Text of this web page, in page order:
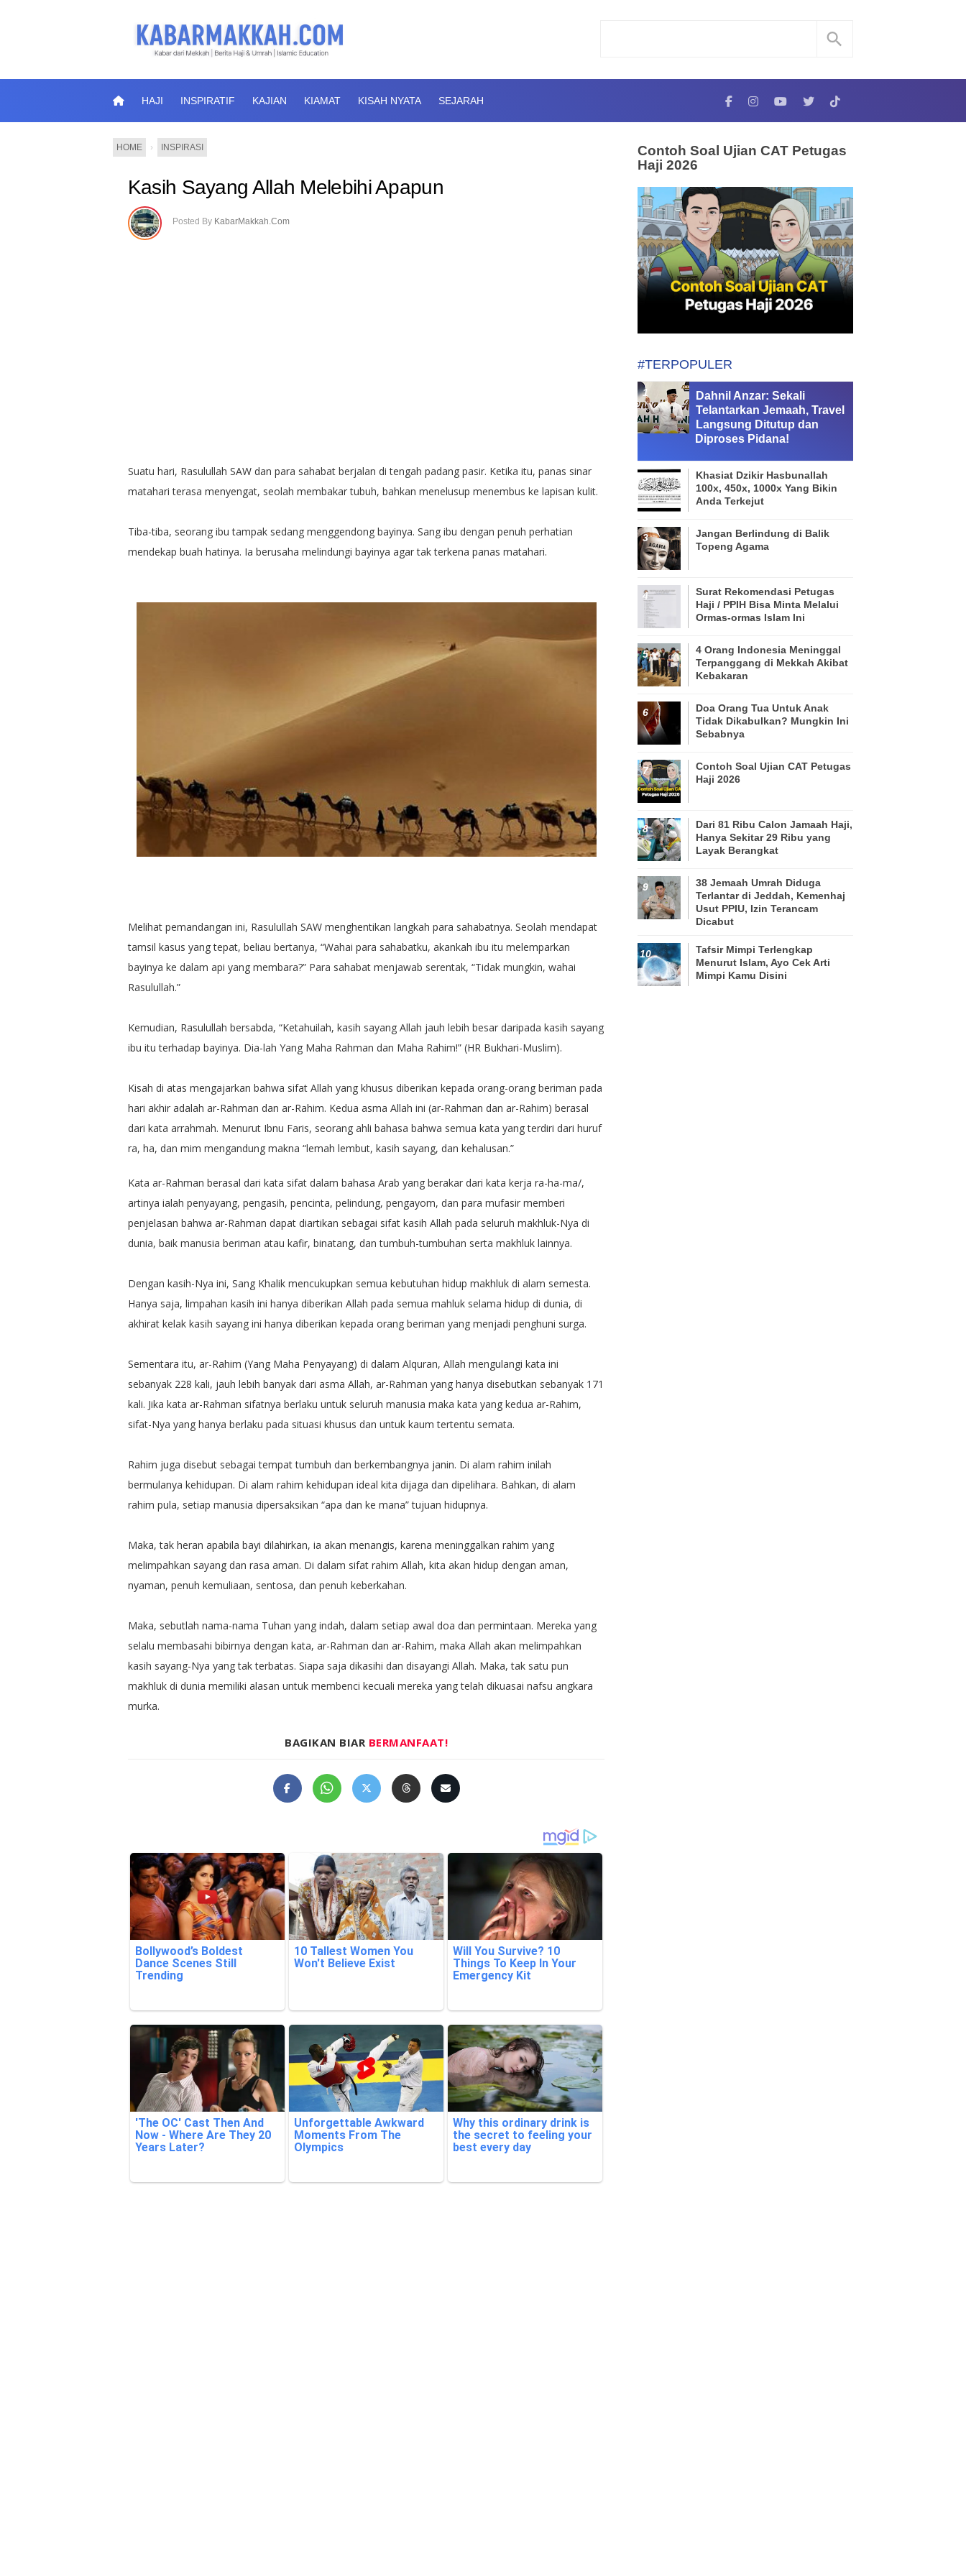
HAJI INSPIRATIF KAJIAN KIAMAT KISAH NYATA SEJARAH
HOME › INSPIRASI
Kasih Sayang Allah Melebihi Apapun
Posted By KabarMakkah.Com
Suatu hari, Rasulullah SAW dan para sahabat berjalan di tengah padang pasir. Ketika itu, panas sinar
matahari terasa menyengat, seolah membakar tubuh, bahkan menelusup menembus ke lapisan kulit.
Tiba-tiba, seorang ibu tampak sedang menggendong bayinya. Sang ibu dengan penuh perhatian
mendekap buah hatinya. Ia berusaha melindungi bayinya agar tak terkena panas matahari.
Melihat pemandangan ini, Rasulullah SAW menghentikan langkah para sahabatnya. Seolah mendapat
tamsil kasus yang tepat, beliau bertanya, “Wahai para sahabatku, akankah ibu itu melemparkan
bayinya ke dalam api yang membara?” Para sahabat menjawab serentak, “Tidak mungkin, wahai
Rasulullah.”
Kemudian, Rasulullah bersabda, “Ketahuilah, kasih sayang Allah jauh lebih besar daripada kasih sayang
ibu itu terhadap bayinya. Dia-lah Yang Maha Rahman dan Maha Rahim!” (HR Bukhari-Muslim).
Kisah di atas mengajarkan bahwa sifat Allah yang khusus diberikan kepada orang-orang beriman pada
hari akhir adalah ar-Rahman dan ar-Rahim. Kedua asma Allah ini (ar-Rahman dan ar-Rahim) berasal
dari kata arrahmah. Menurut Ibnu Faris, seorang ahli bahasa bahwa semua kata yang terdiri dari huruf
ra, ha, dan mim mengandung makna “lemah lembut, kasih sayang, dan kehalusan.”
Kata ar-Rahman berasal dari kata sifat dalam bahasa Arab yang berakar dari kata kerja ra-ha-ma/,
artinya ialah penyayang, pengasih, pencinta, pelindung, pengayom, dan para mufasir memberi
penjelasan bahwa ar-Rahman dapat diartikan sebagai sifat kasih Allah pada seluruh makhluk-Nya di
dunia, baik manusia beriman atau kafir, binatang, dan tumbuh-tumbuhan serta makhluk lainnya.
Dengan kasih-Nya ini, Sang Khalik mencukupkan semua kebutuhan hidup makhluk di alam semesta.
Hanya saja, limpahan kasih ini hanya diberikan Allah pada semua mahluk selama hidup di dunia, di
akhirat kelak kasih sayang ini hanya diberikan kepada orang beriman yang menjadi penghuni surga.
Sementara itu, ar-Rahim (Yang Maha Penyayang) di dalam Alquran, Allah mengulangi kata ini
sebanyak 228 kali, jauh lebih banyak dari asma Allah, ar-Rahman yang hanya disebutkan sebanyak 171
kali. Jika kata ar-Rahman sifatnya berlaku untuk seluruh manusia maka kata yang kedua ar-Rahim,
sifat-Nya yang hanya berlaku pada situasi khusus dan untuk kaum tertentu semata.
Rahim juga disebut sebagai tempat tumbuh dan berkembangnya janin. Di alam rahim inilah
bermulanya kehidupan. Di alam rahim kehidupan ideal kita dijaga dan dipelihara. Bahkan, di alam
rahim pula, setiap manusia dipersaksikan “apa dan ke mana” tujuan hidupnya.
Maka, tak heran apabila bayi dilahirkan, ia akan menangis, karena meninggalkan rahim yang
melimpahkan sayang dan rasa aman. Di dalam sifat rahim Allah, kita akan hidup dengan aman,
nyaman, penuh kemuliaan, sentosa, dan penuh keberkahan.
Maka, sebutlah nama-nama Tuhan yang indah, dalam setiap awal doa dan permintaan. Mereka yang
selalu membasahi bibirnya dengan kata, ar-Rahman dan ar-Rahim, maka Allah akan melimpahkan
kasih sayang-Nya yang tak terbatas. Siapa saja dikasihi dan disayangi Allah. Maka, tak satu pun
makhluk di dunia memiliki alasan untuk membenci kecuali mereka yang telah dikuasai nafsu angkara
murka.
BAGIKAN BIAR BERMANFAAT!
Contoh Soal Ujian CAT Petugas
Haji 2026
#TERPOPULER
Dahnil Anzar: Sekali
Telantarkan Jemaah, Travel
Langsung Ditutup dan
Diproses Pidana!
Khasiat Dzikir Hasbunallah
100x, 450x, 1000x Yang Bikin
Anda Terkejut
Jangan Berlindung di Balik
Topeng Agama
Surat Rekomendasi Petugas
Haji / PPIH Bisa Minta Melalui
Ormas-ormas Islam Ini
4 Orang Indonesia Meninggal
Terpanggang di Mekkah Akibat
Kebakaran
Doa Orang Tua Untuk Anak
Tidak Dikabulkan? Mungkin Ini
Sebabnya
Contoh Soal Ujian CAT Petugas
Haji 2026
Dari 81 Ribu Calon Jamaah Haji,
Hanya Sekitar 29 Ribu yang
Layak Berangkat
38 Jemaah Umrah Diduga
Terlantar di Jeddah, Kemenhaj
Usut PPIU, Izin Terancam
Dicabut
Tafsir Mimpi Terlengkap
Menurut Islam, Ayo Cek Arti
Mimpi Kamu Disini